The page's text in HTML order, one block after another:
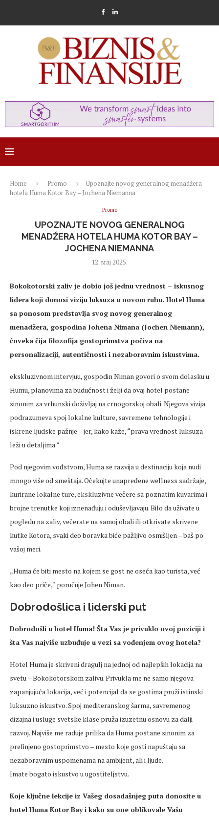
Home Promo
Upoznajte novog generalnog menadžera
hotela Huma Kotor Bay – Jochena Niemanna
Promo
UPOZNAJTE NOVOG GENERALNOG
MENADŽERA HOTELA HUMA KOTOR BAY –
JOCHENA NIEMANNA
12. мај 2025.
Bokokotorski zaliv je dobio još jednu vrednost – iskusnog
lidera koji donosi viziju luksuza u novom ruhu. Hotel Huma
sa ponosom predstavlja svog novog generalnog
menadžera, gospodina Johena Nimana (Jochen Niemann),
čoveka čija filozofija gostoprimstva počiva na
personalizaciji, autentičnosti i nezaboravnim iskustvima.
ekskluzivnom intervjuu, gospodin Niman govori o svom dolasku u
Humu, planovima za budućnost i želji da ovaj hotel postane
sinonim za vrhunski doživljaj na crnogorskoj obali. Njegova vizija
podrazumeva spoj lokalne kulture, savremene tehnologije i
iskrene ljudske pažnje – jer, kako kaže, “prava vrednost luksuza
leži u detaljima.”
Pod njegovim vođstvom, Huma se razvija u destinaciju koja nudi
mnogo više od smeštaja. Očekujte unapređene wellness sadržaje,
kurirane lokalne ture, ekskluzivne večere sa poznatim kuvarima i
brojne trenutke koji iznenađuju i oduševljavaju. Bilo da uživate u
pogledu na zaliv, večerate na samoj obali ili otkrivate skrivene
kutke Kotora, svaki deo boravka biće pažljivo osmišljen – baš po
vašoj meri.
„Huma će biti mesto na kojem se gost ne oseća kao turista, već
kao deo priče,“ poručuje Johen Niman.
Dobrodošlica i liderski put
Dobrodošli u hotel Huma! Šta Vas je privuklo ovoj poziciji i
šta Vas najviše uzbuđuje u vezi sa vođenjem ovog hotela?
Hotel Huma je skriveni dragulj na jednoj od najlepših lokacija na
svetu – Bokokotorskom zalivu. Privukla me ne samo njegova
zapanjujuća lokacija, već i potencijal da se gostima pruži istinski
luksuzno iskustvo. Spoj mediteranskog šarma, savremenog
dizajna i usluge svetske klase pruža izuzetnu osnovu za dalji
razvoj. Najviše me raduje prilika da Huma postane sinonim za
prefinjeno gostoprimstvo – mesto koje gosti napuštaju sa
nezaboravnim uspomenama na ambijent, ali i ljude.
Imate bogato iskustvo u ugostiteljstvu.
Koje ključne lekcije iz Vašeg dosadašnjeg puta donosite u
hotel Huma Kotor Bay i kako su one oblikovale Vašu